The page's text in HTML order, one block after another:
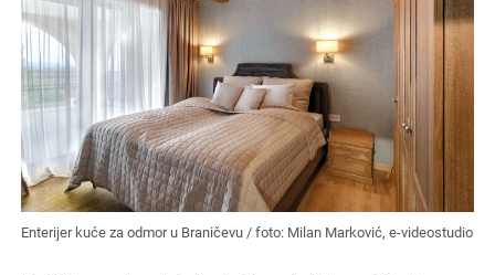
Enterijer kuće za odmor u Braničevu / foto: Milan Marković, e-videostudio